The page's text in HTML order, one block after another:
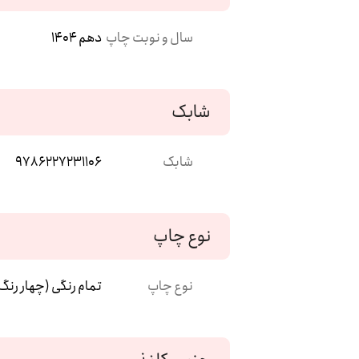
سال و نوبت چاپ دهم 1404
شابک
شابک 9786227231106
نوع چاپ
نوع چاپ تمام رنگی (چهار